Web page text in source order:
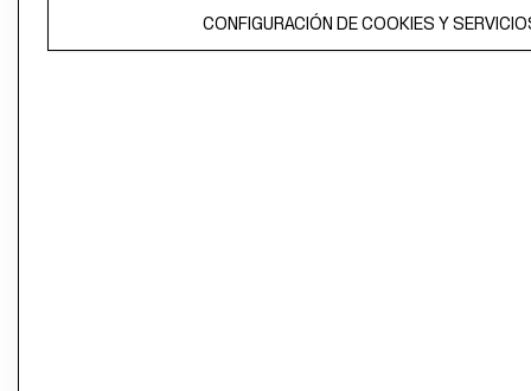
CONFIGURACIÓN DE COOKIES Y